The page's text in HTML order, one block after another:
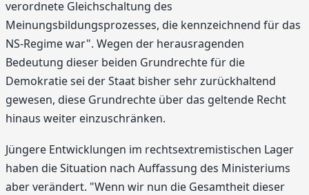
verordnete Gleichschaltung des
Meinungsbildungsprozesses, die kennzeichnend für das
NS-Regime war". Wegen der herausragenden
Bedeutung dieser beiden Grundrechte für die
Demokratie sei der Staat bisher sehr zurückhaltend
gewesen, diese Grundrechte über das geltende Recht
hinaus weiter einzuschränken.
Jüngere Entwicklungen im rechtsextremistischen Lager
haben die Situation nach Auffassung des Ministeriums
aber verändert. "Wenn wir nun die Gesamtheit dieser